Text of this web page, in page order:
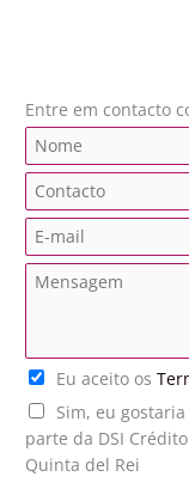
Entre em contacto
N
a
m
e
o
t
o
m
*
M
s
a
g
e
m
T
e
r
m
Eu aceito os
P
u
b
Sim, eu
parte da DSI
Quinta del Rei